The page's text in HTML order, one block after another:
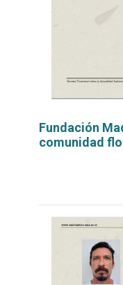
Fundación
comunidad